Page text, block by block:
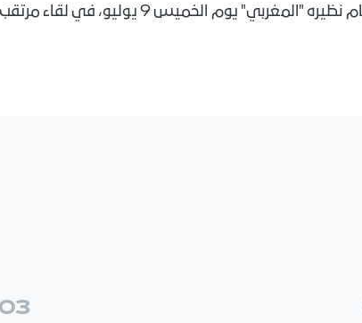
وسيخوض المنتخب الفرنسي مواجهته المقبلة أمام
03